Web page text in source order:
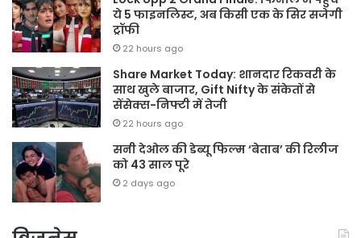
ये 5 फाइनलिस्ट, अब किसी एक के सिर सजेगी
ट्रॉफी
22 hours ago
Share Market Today: शानदार रिकवरी के
साथ खुले बाजार, Gift Nifty के संकेतों से
सेंसेक्स-निफ्टी में तेजी
22 hours ago
सनी देओल की डेब्यू फिल्म ‘बेताब’ की रिलीज
को 43 साल पूरे
2 days ago